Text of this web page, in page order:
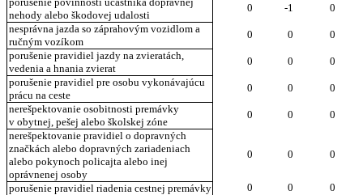
nehody alebo škodovej udalosti
0 -1
0
nesprávna jazda so záprahovým vozidlom a
ručným vozíkom
0 0
0
porušenie pravidiel jazdy na zvieratách,
vedenia a hnania zvierat
0 0
0
porušenie pravidiel pre osobu vykonávajúcu
prácu na ceste
0 0
0
nerešpektovanie osobitnosti premávky
v obytnej, pešej alebo školskej zóne
0 0
0
nerešpektovanie pravidiel o dopravných
značkách alebo dopravných zariadeniach
alebo pokynoch policajta alebo inej
oprávnenej osoby
0 0 0
porušenie pravidiel riadenia cestnej premávky 0 0
0